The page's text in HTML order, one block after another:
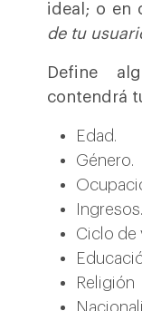
ideal; o en
de tu
Define
contendrá
Edad.
Género.
Ingresos.
Ciclo de
Religión